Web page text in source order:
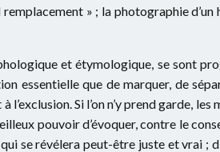
» ; la photographie d’un
et étymologique, se sont
essentielle que de marquer, de
Si l’on n’y prend garde,
pouvoir d’évoquer, contre le
se révélera peut-être juste et vrai ;